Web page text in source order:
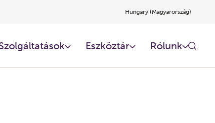
Hungary (Magyarország)
Eszköztár Rólunk